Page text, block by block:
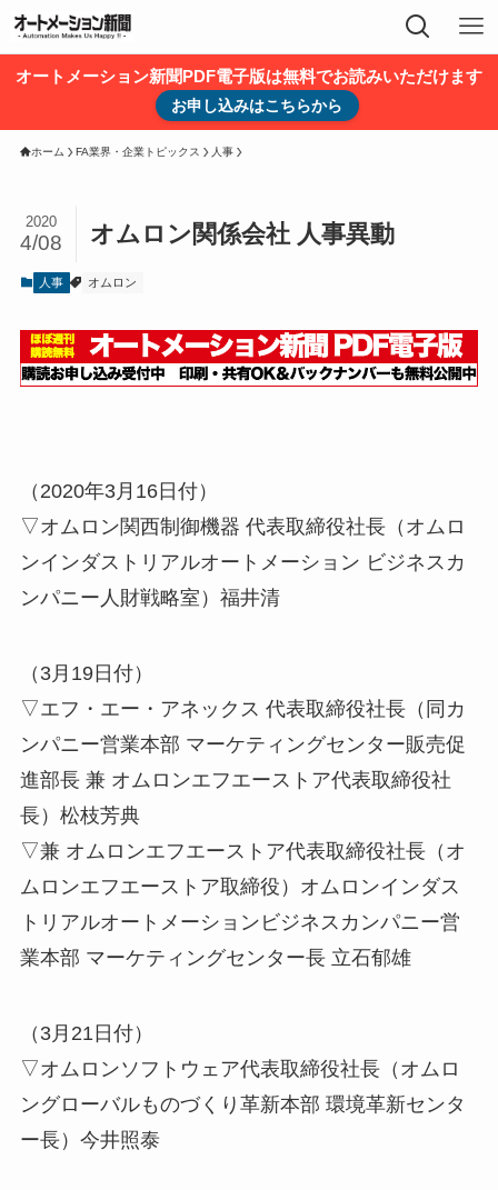
オートメーション新聞PDF電子版は無料でお読みいただけます
お申し込みはこちらから
ホーム FA業界・企業トピックス 人事
オムロン関係会社 人事異動
2020
4/08
人事 オムロン
（2020年3月16日付）
▽オムロン関西制御機器 代表取締役社長（オムロ
ンインダストリアルオートメーション ビジネスカ
ンパニー人財戦略室）福井清
（3月19日付）
▽エフ・エー・アネックス 代表取締役社長（同カ
ンパニー営業本部 マーケティングセンター販売促
進部長 兼 オムロンエフエーストア代表取締役社
長）松枝芳典
▽兼 オムロンエフエーストア代表取締役社長（オ
ムロンエフエーストア取締役）オムロンインダス
トリアルオートメーションビジネスカンパニー営
業本部 マーケティングセンター長 立石郁雄
（3月21日付）
▽オムロンソフトウェア代表取締役社長（オムロ
ングローバルものづくり革新本部 環境革新センタ
ー長）今井照泰